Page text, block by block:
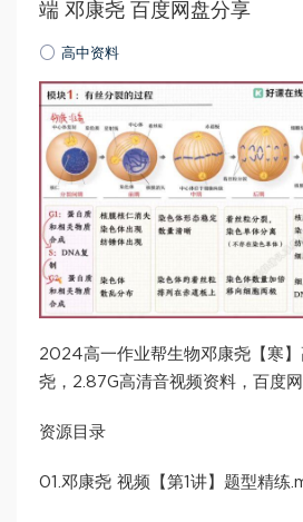
端 邓康尧 百度网盘分享
高中资料
2024高一作业帮生物邓康尧【寒
尧，2.87G高清音视频资料，百度网
资源目录
01.邓康尧 视频【第1讲】题型精练